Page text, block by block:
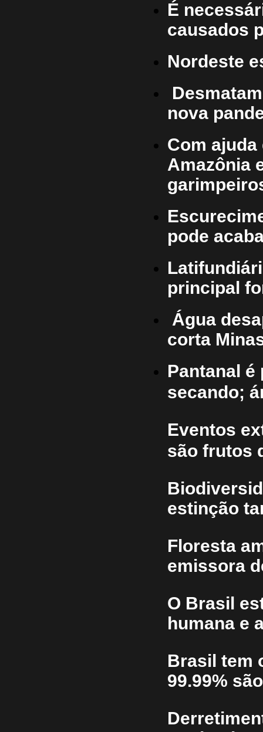
É
causados
Nordeste
nova
Com
Amazônia
pode
principal
Água
corta
Pantanal
secando;
Eventos
são frutos
estinção
Floresta
emissora
O Brasil
humana e
Brasil tem
99.99%